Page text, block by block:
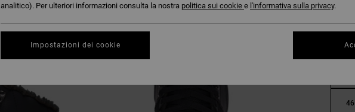
38
46
analitico). Per ulteriori informazioni consulta la nostra politica sui cookie e l'informativa sulla privacy.
Impostazioni dei cookie